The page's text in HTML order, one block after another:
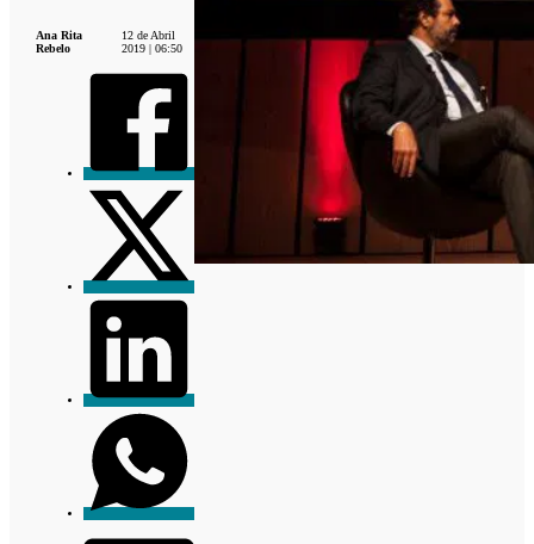
Ana Rita
Rebelo
12 de Abril
2019 | 06:50